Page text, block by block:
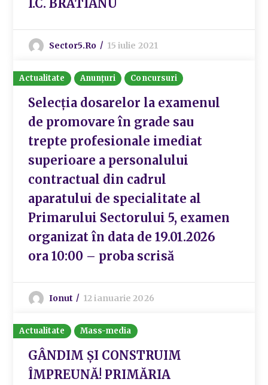
I.C. BRĂTIANU
Sector5.ro 15 iulie 2021
Actualitate Anunțuri Concursuri
Selecția dosarelor la examenul
de promovare în grade sau
trepte profesionale imediat
superioare a personalului
contractual din cadrul
aparatului de specialitate al
Primarului Sectorului 5, examen
organizat în data de 19.01.2026
ora 10:00 – proba scrisă
Ionut 12 ianuarie 2026
Actualitate Mass-media
GÂNDIM ȘI CONSTRUIM
ÎMPREUNĂ! PRIMĂRIA